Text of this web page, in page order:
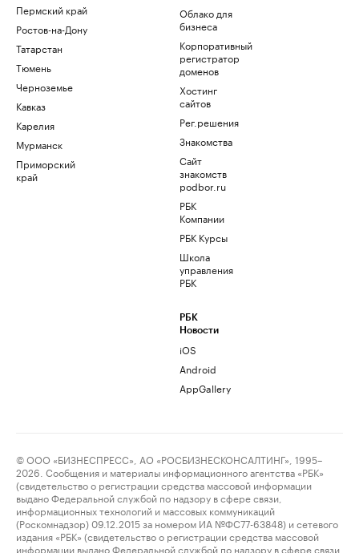
Пермский край
Ростов-на-Дону
Татарстан
Тюмень
Черноземье
Кавказ
Карелия
Мурманск
Приморский
край
Облако для
бизнеса
Корпоративный
регистратор
доменов
Хостинг
сайтов
Рег.решения
Знакомства
Сайт
знакомств
podbor.ru
РБК
Компании
РБК Курсы
Школа
управления
РБК
РБК
Новости
iOS
Android
AppGallery
© ООО «БИЗНЕСПРЕСС», АО «РОСБИЗНЕСКОНСАЛТИНГ», 1995–
2026. Сообщения и материалы информационного агентства «РБК»
(свидетельство о регистрации средства массовой информации
выдано Федеральной службой по надзору в сфере связи,
информационных технологий и массовых коммуникаций
(Роскомнадзор) 09.12.2015 за номером ИА №ФС77-63848) и сетевого
издания «РБК» (свидетельство о регистрации средства массовой
информации выдано Федеральной службой по надзору в сфере связи,